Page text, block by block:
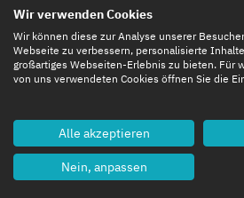
Eintrittskarten
Wir verwenden Cookies
Wir können diese zur Analyse unserer
Webseite zu verbessern, personalisierte
großartiges Webseiten-Erlebnis zu bieten. Für
von uns verwendeten Cookies öffnen Sie die
Alle akzeptieren
Nein, anpassen